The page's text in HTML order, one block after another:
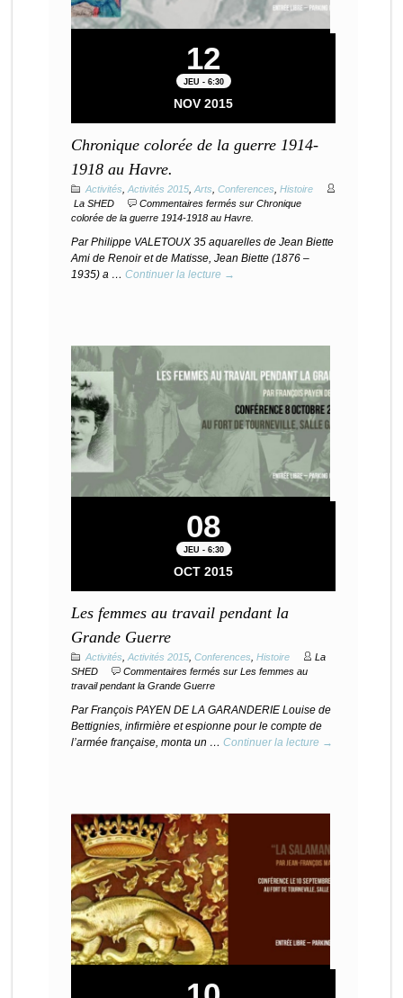
12
JEU - 6:30
NOV 2015
Chronique colorée de la guerre 1914-
1918 au Havre.
Activités Activités 2015 Arts Conferences Histoire
La SHED
Commentaires fermés sur Chronique
colorée de la guerre 1914-1918 au Havre.
Par Philippe VALETOUX 35 aquarelles de Jean Biette
Ami de Renoir et de Matisse, Jean Biette (1876 –
1935) a … Continuer la lecture →
08
JEU - 6:30
OCT 2015
Les femmes au travail pendant la
Grande Guerre
Activités Activités 2015 Conferences Histoire
La
SHED
Commentaires fermés sur Les femmes au
travail pendant la Grande Guerre
Par François PAYEN DE LA GARANDERIE Louise de
Bettignies, infirmière et espionne pour le compte de
l’armée française, monta un … Continuer la lecture →